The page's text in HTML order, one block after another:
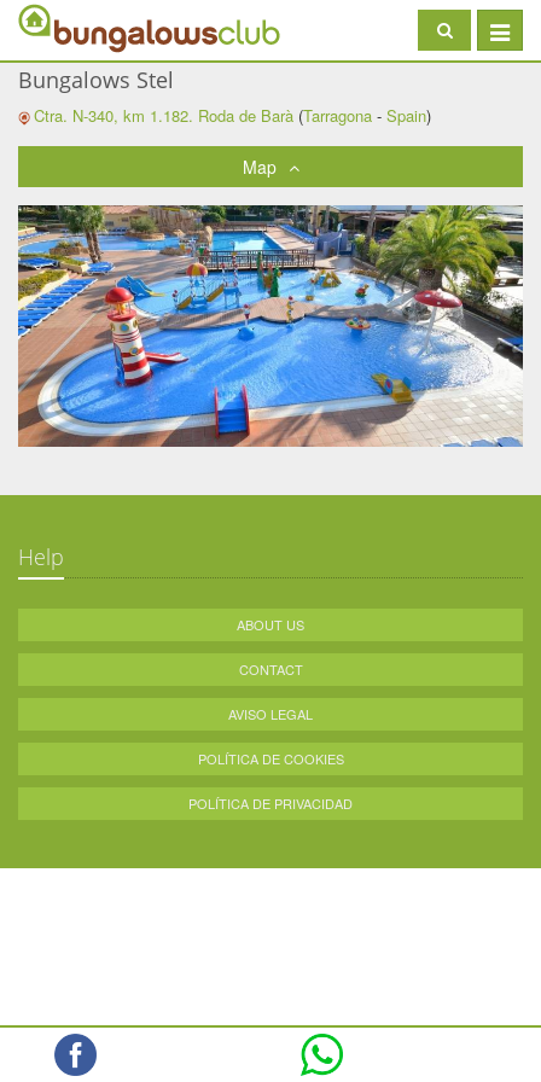
Toggle
Bungalows Stel
Ctra. N-340, km 1.182. Roda de Barà (Tarragona -Spain)
Map
Help
ABOUT US
CONTACT
AVISO LEGAL
POLÍTICA DE COOKIES
POLÍTICA DE PRIVACIDAD